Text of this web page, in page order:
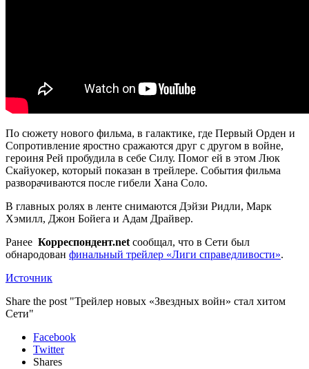
По сюжету нового фильма, в галактике, где Первый Орден и
Сопротивление яростно сражаются друг с другом в войне,
героиня Рей пробудила в себе Силу. Помог ей в этом Люк
Скайуокер, который показан в трейлере. События фильма
разворачиваются после гибели Хана Соло.
В главных ролях в ленте снимаются Дэйзи Ридли, Марк
Хэмилл, Джон Бойега и Адам Драйвер.
Ранее Корреспондент.net сообщал, что в Сети был
обнародован финальный трейлер «Лиги справедливости».
Источник
Share the post "Трейлер новых «Звездных войн» стал хитом
Сети"
Facebook
Twitter
Shares